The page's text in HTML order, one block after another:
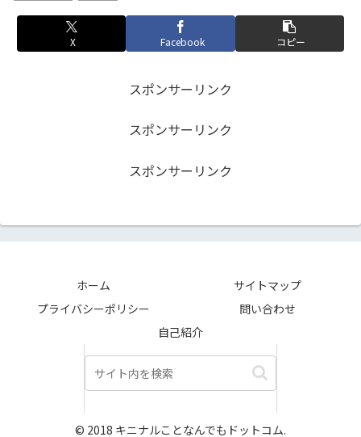
X Facebook コピー
スポンサーリンク
スポンサーリンク
スポンサーリンク
ホーム
サイトマップ
プライバシーポリシー
問い合わせ
自己紹介
© 2018 キニナルことなんでもドットコム.